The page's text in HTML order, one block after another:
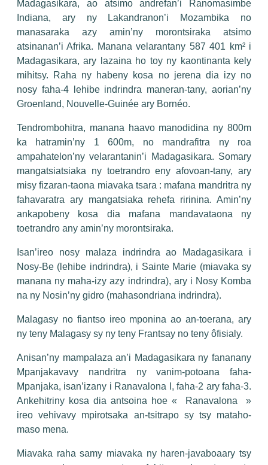
contact@acipenser.mg
Acipenser Madagascar
acipensermadagascar
Madagasikara, ao atsimo andrefan’i Ranomasimbe
Indiana, ary ny Lakandranon’i Mozambika no
manasaraka azy amin’ny morontsiraka atsimo
atsinanan’i Afrika. Manana velarantany 587 401 km² i
Madagasikara, ary lazaina ho toy ny kaontinanta kely
mihitsy. Raha ny habeny kosa no jerena dia izy no
nosy faha-4 lehibe indrindra maneran-tany, aorian’ny
Groenland, Nouvelle-Guinée ary Bornéo.
Tendrombohitra, manana haavo manodidina ny 800m
ka hatramin’ny 1 600m, no mandrafitra ny roa
ampahatelon’ny velarantanin’i Madagasikara. Somary
mangatsiatsiaka ny toetrandro eny afovoan-tany, ary
misy fizaran-taona miavaka tsara : mafana mandritra ny
fahavaratra ary mangatsiaka rehefa ririnina. Amin’ny
ankapobeny kosa dia mafana mandavataona ny
toetrandro any amin’ny morontsiraka.
Isan’ireo nosy malaza indrindra ao Madagasikara i
Nosy-Be (lehibe indrindra), i Sainte Marie (miavaka sy
manana ny maha-izy azy indrindra), ary i Nosy Komba
na ny Nosin’ny gidro (mahasondriana indrindra).
Malagasy no fiantso ireo mponina ao an-toerana, ary
ny teny Malagasy sy ny teny Frantsay no teny ôfisialy.
Anisan’ny mampalaza an’i Madagasikara ny fananany
Mpanjakavavy nandritra ny vanim-potoana faha-
Mpanjaka, isan’izany i Ranavalona I, faha-2 ary faha-3.
Ankehitriny kosa dia antsoina hoe « Ranavalona »
ireo vehivavy mpirotsaka an-tsitrapo sy tsy mataho-
maso mena.
Miavaka raha samy miavaka ny haren-javaboaary tsy